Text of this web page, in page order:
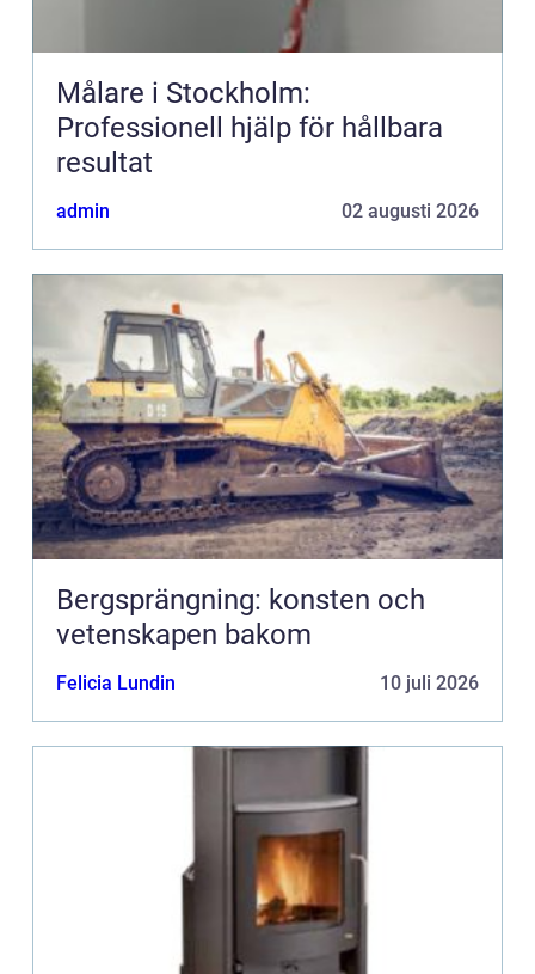
Målare i Stockholm:
Professionell hjälp för hållbara
resultat
admin 02 augusti 2026
Bergsprängning: konsten och
vetenskapen bakom
Felicia Lundin 10 juli 2026